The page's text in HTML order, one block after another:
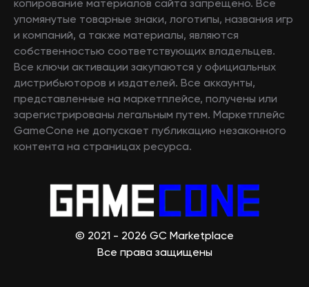
копирование материалов сайта запрещено. Все
упомянутые товарные знаки, логотипы, названия игр
и компаний, а также материалы, являются
собственностью соответствующих владельцев.
Все ключи активации закупаются у официальных
дистрибьюторов и издателей. Все аккаунты,
представленные на маркетплейсе, получены или
зарегистрированы легальным путем. Маркетплейс
GameCone не допускает публикацию незаконного
контента на страницах ресурса.
© 2021 - 2026 GC Marketplace
Все права защищены